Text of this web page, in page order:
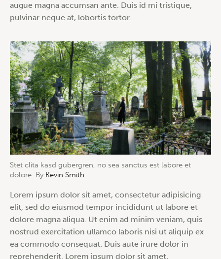
augue magna accumsan ante. Duis id mi tristique,
pulvinar neque at, lobortis tortor.
Stet clita kasd gubergren, no sea sanctus est labore et
dolore. By Kevin Smith
Lorem ipsum dolor sit amet, consectetur adipisicing
elit, sed do eiusmod tempor incididunt ut labore et
dolore magna aliqua. Ut enim ad minim veniam, quis
nostrud exercitation ullamco laboris nisi ut aliquip ex
ea commodo consequat. Duis aute irure dolor in
reprehenderit. Lorem ipsum dolor sit amet,